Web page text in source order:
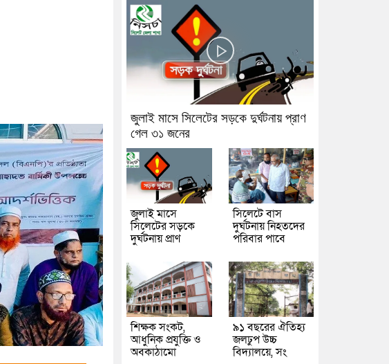
জুলাই মাসে সিলেটের সড়কে দুর্ঘটনায় প্রাণ
গেল ৩১ জনের
জুলাই মাসে
সিলেটের সড়কে
দুর্ঘটনায় প্রাণ
সিলেটে বাস
দুর্ঘটনায় নিহতদের
পরিবার পাবে
শিক্ষক সংকট,
আধুনিক প্রযুক্তি ও
অবকাঠামো
৯১ বছরের ঐতিহ্য
জলঢুপ উচ্চ
বিদ্যালয়ে, সং